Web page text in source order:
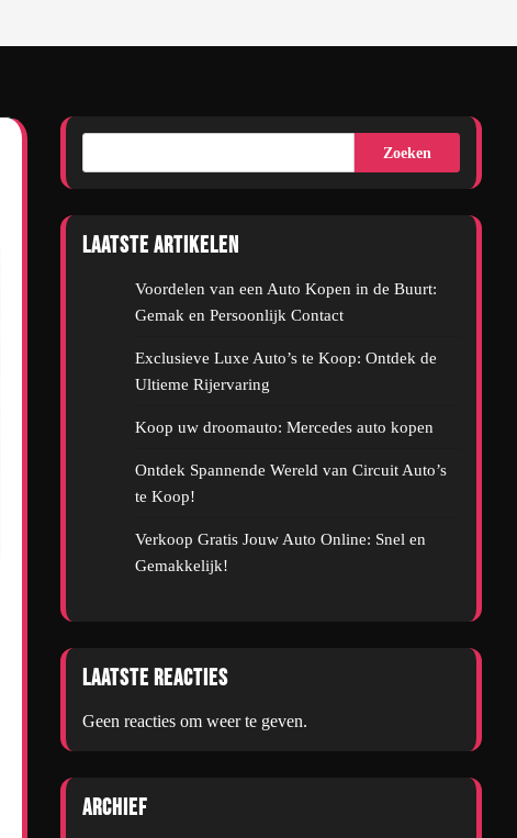
Zoeken
Laatste artikelen
Voordelen van een Auto Kopen in de Buurt:
Gemak en Persoonlijk Contact
Exclusieve Luxe Auto’s te Koop: Ontdek de
Ultieme Rijervaring
Koop uw droomauto: Mercedes auto kopen
Ontdek Spannende Wereld van Circuit Auto’s
te Koop!
Verkoop Gratis Jouw Auto Online: Snel en
Gemakkelijk!
Laatste reacties
Geen reacties om weer te geven.
Archief